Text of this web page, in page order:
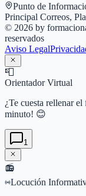
Punto de
Principal Correos,
© 2026 by
reservados
Aviso Legal
📮
Orientador Virtual
¿Te cuesta rellenar
minuto! 😊
1
📻
Locución